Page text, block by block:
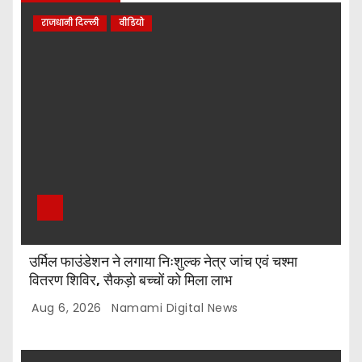
राजधानी दिल्ली वीडियो
उर्मिल फाउंडेशन ने लगाया निःशुल्क नेत्र जांच एवं चश्मा
वितरण शिविर, सैकड़ो बच्चों को मिला लाभ
Aug 6, 2026 Namami Digital News